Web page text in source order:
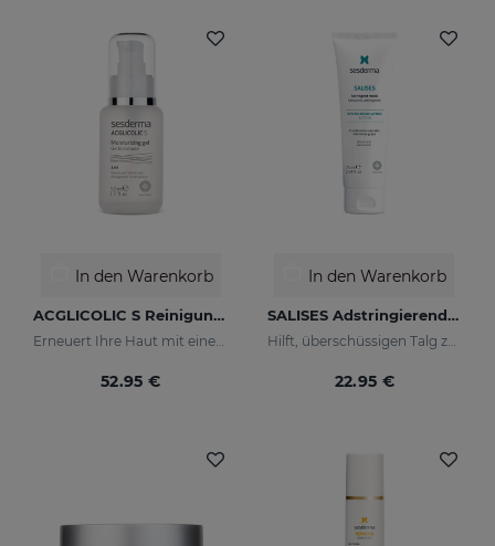
In den Warenkorb
ACGLICOLIC S Reinigungstücher
52.95 €
In den Warenkorb
SALISES Adstringierende Maske
Hilft, überschüssigen Talg zu reduzieren
22.95 €